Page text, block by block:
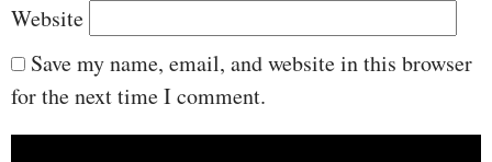
Website
Save my name, email, and website in this browser
for the next time I comment.